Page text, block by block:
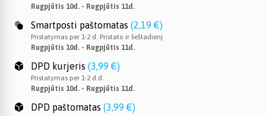
Rugpjūtis 10d. - Rugpjūtis 11d.
Smartposti paštomatas (2,19 €)
Pristatymas per 1-2 d. Pristato ir šeštadienį
Rugpjūtis 10d. - Rugpjūtis 11d.
DPD kurjeris (3,99 €)
Pristatymas per 1-2 d.d.
Rugpjūtis 10d. - Rugpjūtis 11d.
DPD paštomatas (3,99 €)